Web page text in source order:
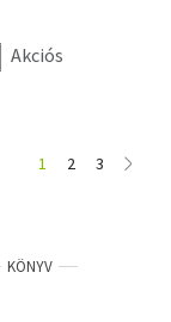
Akciós
1 2 3
KÖNYV